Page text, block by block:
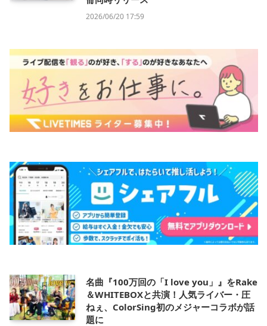
2026/06/20 17:59
名曲『100万回の「I love you」』をRake
＆WHITEBOXと共演！人気ライバー・圧
ねぇ、ColorSing初のメジャーコラボが話
題に